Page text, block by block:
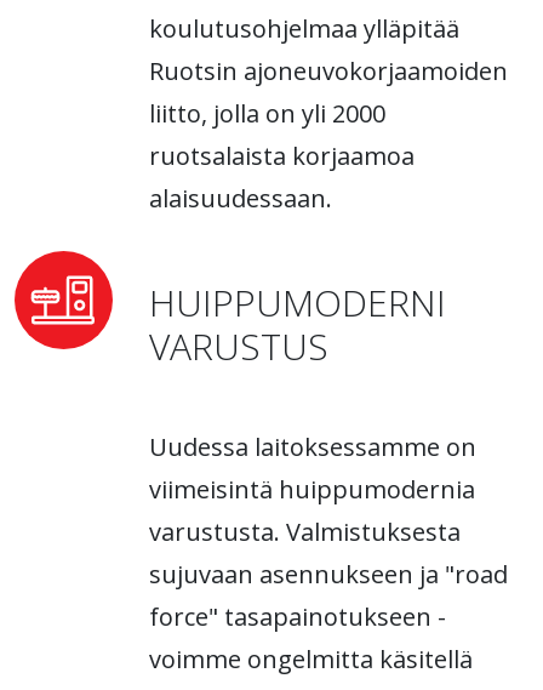
koulutusohjelmaa ylläpitää
Ruotsin ajoneuvokorjaamoiden
liitto, jolla on yli 2000
ruotsalaista korjaamoa
alaisuudessaan.
HUIPPUMODERNI
VARUSTUS
Uudessa laitoksessamme on
viimeisintä huippumodernia
varustusta. Valmistuksesta
sujuvaan asennukseen ja "road
force" tasapainotukseen -
voimme ongelmitta käsitellä